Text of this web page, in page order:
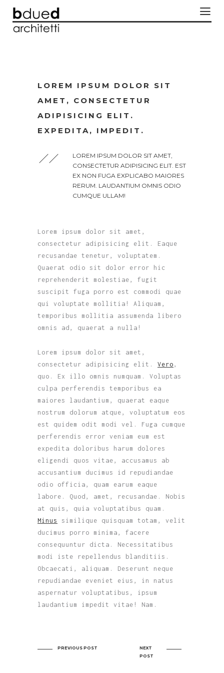
LOREM IPSUM DOLOR SIT
AMET, CONSECTETUR
ADIPISICING ELIT.
EXPEDITA, IMPEDIT.
LOREM IPSUM DOLOR SIT AMET,
CONSECTETUR ADIPISICING ELIT. EST
EX NON FUGA EXPLICABO MAIORES
RERUM. LAUDANTIUM OMNIS ODIO
CUMQUE ULLAM!
Lorem ipsum dolor sit amet,
consectetur adipisicing elit. Eaque
recusandae tenetur, voluptatem.
Quaerat odio sit dolor error hic
reprehenderit molestiae, fugit
suscipit fuga porro est commodi quae
qui voluptate mollitia! Aliquam,
temporibus mollitia assumenda libero
omnis ad, quaerat a nulla!
Lorem ipsum dolor sit amet,
consectetur adipisicing elit. Vero ,
quo. Ex illo omnis numquam. Voluptas
culpa perferendis temporibus ea
maiores laudantium, quaerat eaque
nostrum dolorum atque, voluptatum eos
est quidem odit modi vel. Fuga cumque
perferendis error veniam eum est
expedita doloribus harum dolores
eligendi quos vitae, accusamus ab
accusantium ducimus id repudiandae
odio officia, quam earum eaque
labore. Quod, amet, recusandae. Nobis
at quis, quia voluptatibus quam.
Minus
similique quisquam totam, velit
ducimus porro minima, facere
consequuntur dicta. Necessitatibus
modi iste repellendus blanditiis.
Obcaecati, aliquam. Deserunt neque
repudiandae eveniet eius, in natus
aspernatur voluptatibus, ipsum
laudantium impedit vitae! Nam.
PREVIOUS POST
NEXT
POST